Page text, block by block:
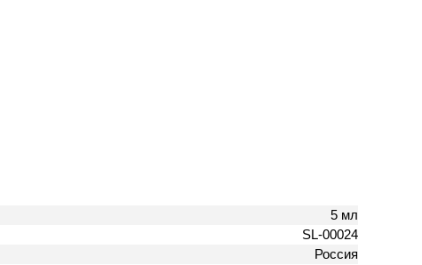
5 мл
SL-00024
Россия